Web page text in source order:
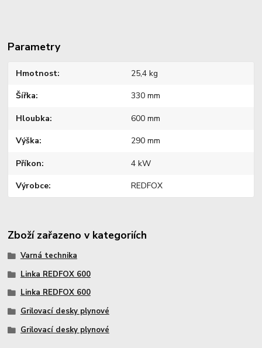
Parametry
Hmotnost 25,4 kg
Šířka 330 mm
Hloubka 600 mm
Výška 290 mm
Příkon 4 kW
Výrobce REDFOX
Zboží zařazeno v kategoriích
Varná technika
Linka REDFOX 600
Linka REDFOX 600
Grilovací desky plynové
Grilovací desky plynové